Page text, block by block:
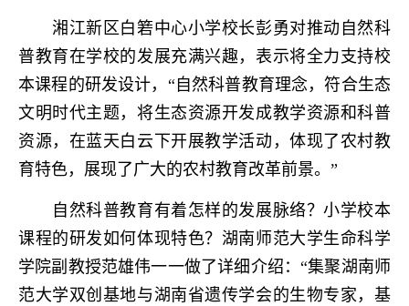
湘江新区白箬中心小学校长彭勇对推动自然科
普教育在学校的发展充满兴趣，表示将全力支持校
本课程的研发设计，“自然科普教育理念，符合生态
文明时代主题，将生态资源开发成教学资源和科普
资源，在蓝天白云下开展教学活动，体现了农村教
育特色，展现了广大的农村教育改革前景。”
自然科普教育有着怎样的发展脉络？小学校本
课程的研发如何体现特色？湖南师范大学生命科学
学院副教授范雄伟一一做了详细介绍：“集聚湖南师
范大学双创基地与湖南省遗传学会的生物专家，基